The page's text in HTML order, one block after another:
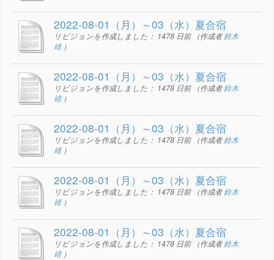
2022-08-01（月）～03（水）夏合宿
リビジョンを作成しました： 1478 日前（作成者鈴木
靖）
2022-08-01（月）～03（水）夏合宿
リビジョンを作成しました： 1478 日前（作成者鈴木
靖）
2022-08-01（月）～03（水）夏合宿
リビジョンを作成しました： 1478 日前（作成者鈴木
靖）
2022-08-01（月）～03（水）夏合宿
リビジョンを作成しました： 1478 日前（作成者鈴木
靖）
2022-08-01（月）～03（水）夏合宿
リビジョンを作成しました： 1478 日前（作成者鈴木
靖）